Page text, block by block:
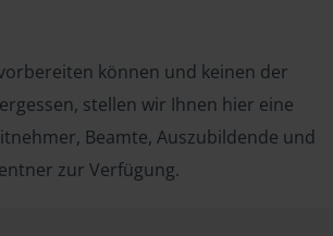
können und keinen der
stellen wir Ihnen hier eine
Beamte, Auszubildende und
zur Verfügung.